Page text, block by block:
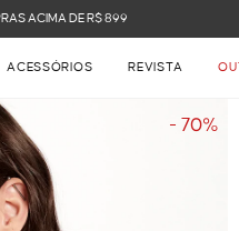
ACIMA DE R$ 899
ACESSÓRIOS REVISTA
- 70%